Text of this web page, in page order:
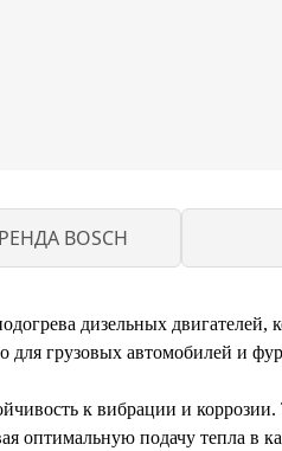
BOSCH
дизельных двигателей,
для грузовых автомобилей и
к вибрации и коррозии.
оптимальную подачу тепла в